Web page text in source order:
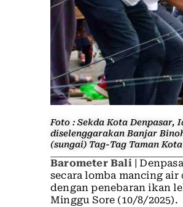
Foto : Sekda Kota
diselenggarakan Banjar
(sungai) Tag-Tag Taman
Barometer Bali
|
secara lomba mancing
dengan penebaran ikan
Minggu Sore (10/8/2025).